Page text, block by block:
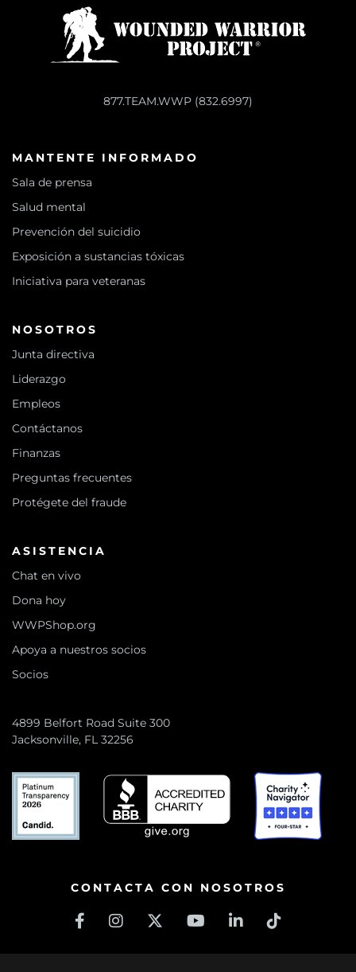
877.TEAM.WWP (832.6997)
MANTENTE INFORMADO
Sala de prensa
Salud mental
Prevención del suicidio
Exposición a sustancias tóxicas
Iniciativa para veteranas
NOSOTROS
Junta directiva
Liderazgo
Empleos
Contáctanos
Finanzas
Preguntas frecuentes
Protégete del fraude
ASISTENCIA
Chat en vivo
Dona hoy
WWPShop.org
Apoya a nuestros socios
Socios
4899 Belfort Road Suite 300
Jacksonville, FL 32256
CONTACTA CON NOSOTROS